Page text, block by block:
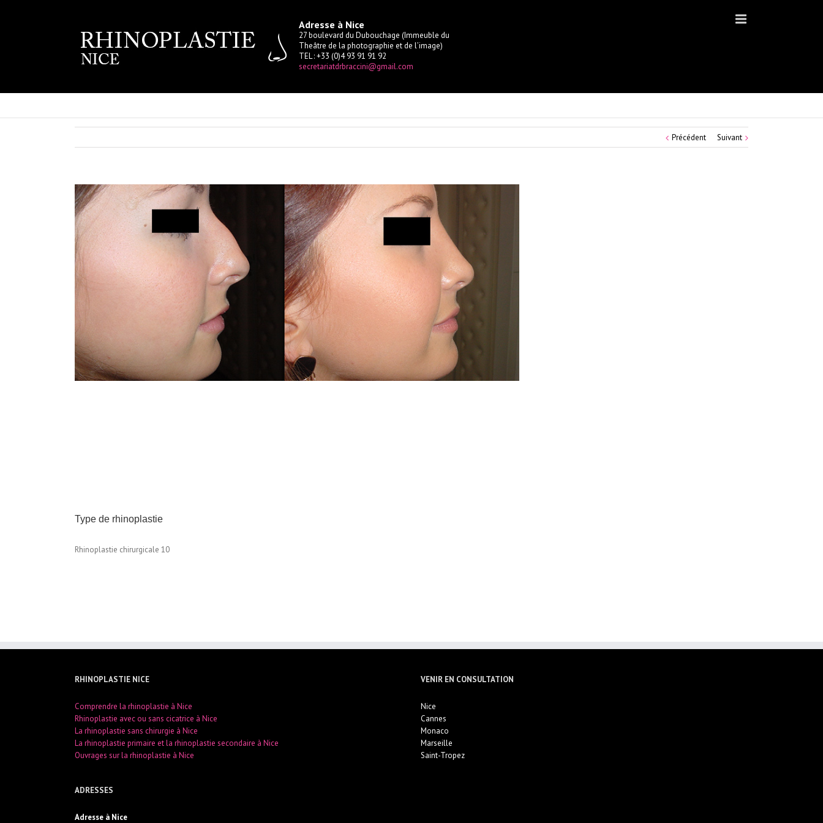
Adresse à Nice
27 boulevard du Dubouchage (Immeuble du
Theâtre de la photographie et de l’image)
TEL : +33 (0)4 93 91 91 92
secretariatdrbraccini@gmail.com
Précédent Suivant
Type de rhinoplastie
Rhinoplastie chirurgicale 10
RHINOPLASTIE NICE
Comprendre la rhinoplastie à Nice
Rhinoplastie avec ou sans cicatrice à Nice
La rhinoplastie sans chirurgie à Nice
La rhinoplastie primaire et la rhinoplastie secondaire à Nice
Ouvrages sur la rhinoplastie à Nice
VENIR EN CONSULTATION
Nice
Cannes
Monaco
Marseille
Saint-Tropez
ADRESSES
Adresse à Nice